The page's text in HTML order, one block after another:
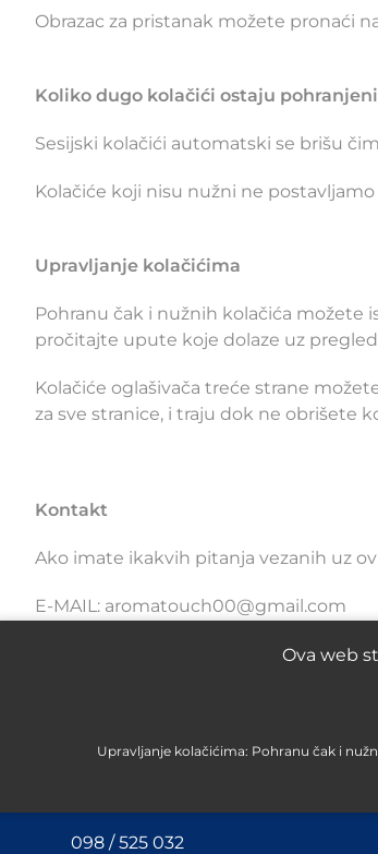
Obrazac za pristanak možete pronaći
Koliko dugo kolačići ostaju
Sesijski kolačići automatski se brišu
Kolačiće koji nisu nužni ne
Upravljanje kolačićima
Pohranu čak i nužnih kolačića možete
pročitajte upute koje dolaze uz
Kolačiće oglašivača treće strane
za sve stranice, i traju dok ne obrišete
Kontakt
Ako imate ikakvih pitanja vezanih uz
E-MAIL: aromatouch00@gmail.com
098 / 525 032
Ova web
Upravljanje kolačićima: Pohranu čak i